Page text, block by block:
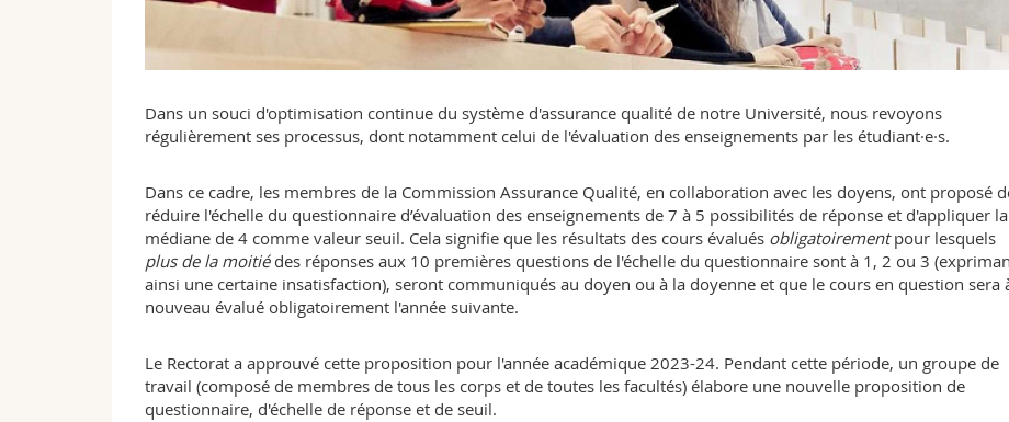
Dans un souci d'optimisation continue du système d'assurance qualité de notre Université, nous revoyons
régulièrement ses processus, dont notamment celui de l'évaluation des enseignements par les étudiant·e·s.
Dans ce cadre, les membres de la Commission Assurance Qualité, en collaboration avec les doyens, ont proposé
réduire l'échelle du questionnaire d’évaluation des enseignements de 7 à 5 possibilités de réponse et d'appliquer la
médiane de 4 comme valeur seuil. Cela signifie que les résultats des cours évalués obligatoirementpour lesquels
plus de la moitiédes réponses aux 10 premières questions de l'échelle du questionnaire sont à 1, 2 ou 3
ainsi une certaine insatisfaction), seront communiqués au doyen ou à la doyenne et que le cours en question sera
nouveau évalué obligatoirement l'année suivante.
Le Rectorat a approuvé cette proposition pour l'année académique 2023-24. Pendant cette période, un groupe de
travail (composé de membres de tous les corps et de toutes les facultés) élabore une nouvelle proposition de
questionnaire, d'échelle de réponse et de seuil.